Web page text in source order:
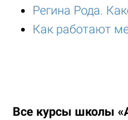
Регина Рода.
Как работают
Все курсы школы